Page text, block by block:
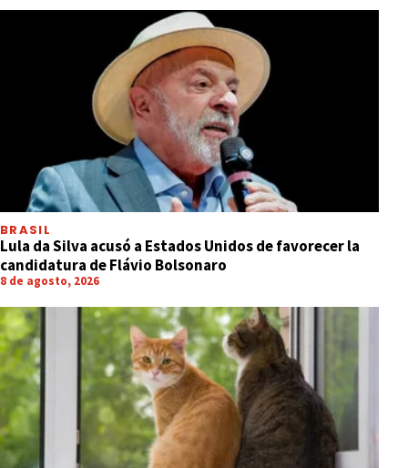
BRASIL
Lula da Silva acusó a Estados Unidos de favorecer la
candidatura de Flávio Bolsonaro
8 de agosto, 2026